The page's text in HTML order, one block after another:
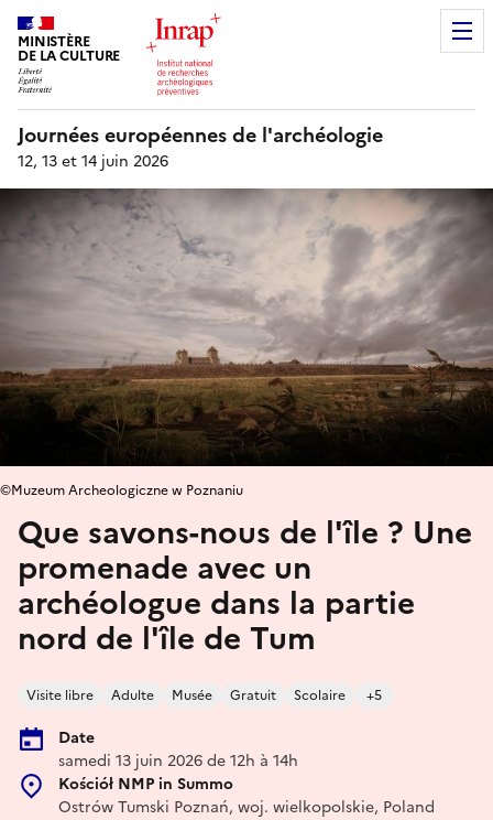
MINISTÈRE
DE LA CULTURE
Journées européennes de l'archéologie
12, 13 et 14 juin 2026
Que savons-nous de l'île ? Une
promenade avec un
archéologue dans la partie
nord de l'île de Tum
Visite libre Adulte Musée Gratuit Scolaire +5
Date
samedi 13 juin 2026 de 12h à 14h
Kościół NMP in Summo
Ostrów Tumski Poznań, woj. wielkopolskie, Poland
©Muzeum Archeologiczne w Poznaniu